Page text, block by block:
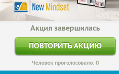
Акция завершилась
ПОВТОРИТЬ АКЦИЮ
Человек проголосовало: 0